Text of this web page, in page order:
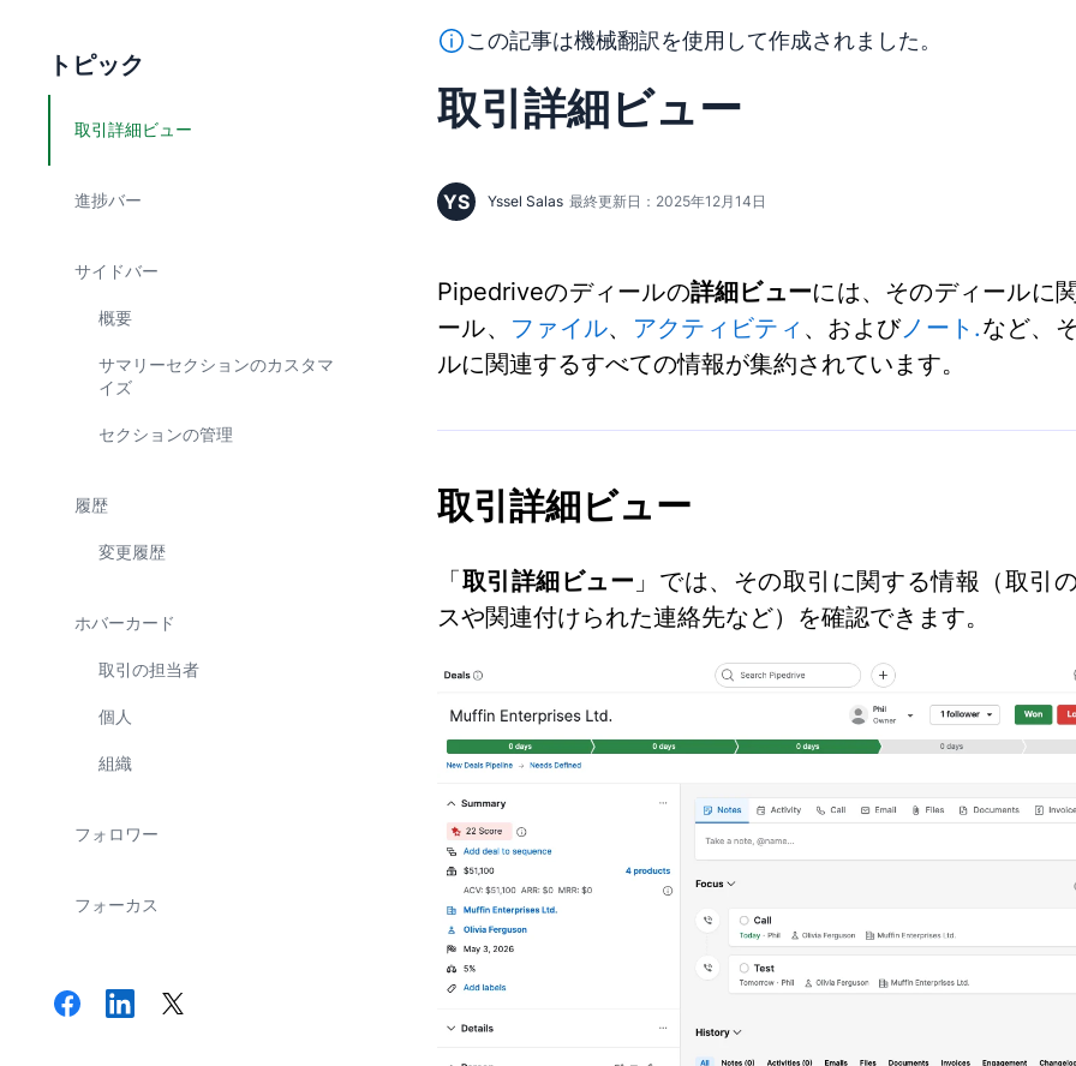
トピック
取引詳細ビュー
進捗バー
サイドバー
概要
サマリーセクションのカスタマ
イズ
セクションの管理
履歴
変更履歴
ホバーカード
取引の担当者
個人
組織
フォロワー
フォーカス
このテキストは機械翻訳ツールを使用して英語から翻訳されており、人
この記事は機械翻訳を使用して作成されました。
取引詳細ビュー
YS Yssel Salas 最終更新日：2025年12月14日
Pipedriveのディールの詳細ビューには、そのディールに
ール、 ファイル、 アクティビティ 、およびノート.など、
ルに関連するすべての情報が集約されています。
取引詳細ビュー
「取引詳細ビュー 」では、その取引に関する情報（取引
スや関連付けられた連絡先など）を確認できます。